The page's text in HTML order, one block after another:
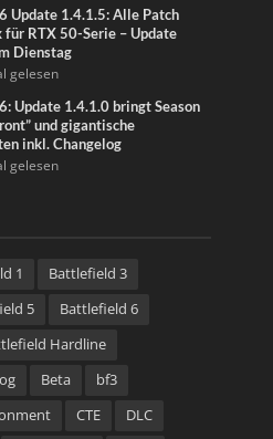
Update 1.4.1.5: Alle Patch
für RTX 50-Serie – Update
Dienstag
gelesen
Update 1.4.1.0 bringt Season
und gigantische
inkl. Changelog
gelesen
1
Battlefield 3
5
Battlefield 6
Hardline
Beta
bf3
CTE
DLC